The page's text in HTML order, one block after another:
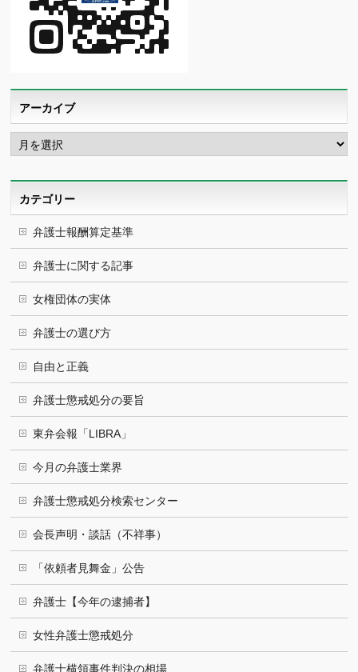
アーカイブ
ア
ー
カ
カテゴリー
弁護士報酬算定基準
弁護士に関する記事
女権団体の実体
弁護士の選び方
自由と正義
弁護士懲戒処分の要旨
東弁会報「LIBRA」
今月の弁護士業界
弁護士懲戒処分検索センター
会長声明・談話（不祥事）
「依頼者見舞金」公告
弁護士【今年の逮捕者】
女性弁護士懲戒処分
弁護士横領事件判決の相場